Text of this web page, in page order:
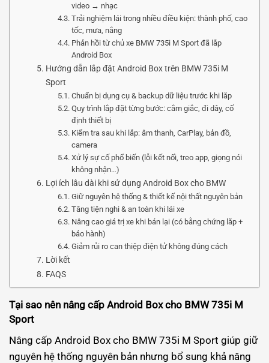
video → nhạc
Trải nghiệm lái trong nhiều điều kiện: thành phố, cao
tốc, mưa, nắng
Phản hồi từ chủ xe BMW 735i M Sport đã lắp
Android Box
Hướng dẫn lắp đặt Android Box trên BMW 735i M
Sport
Chuẩn bị dụng cụ & backup dữ liệu trước khi lắp
Quy trình lắp đặt từng bước: cắm giắc, đi dây, cố
định thiết bị
Kiểm tra sau khi lắp: âm thanh, CarPlay, bản đồ,
camera
Xử lý sự cố phổ biến (lỗi kết nối, treo app, giọng nói
không nhận…)
Lợi ích lâu dài khi sử dụng Android Box cho BMW
Giữ nguyên hệ thống & thiết kế nội thất nguyên bản
Tăng tiện nghi & an toàn khi lái xe
Nâng cao giá trị xe khi bán lại (có bằng chứng lắp +
bảo hành)
Giảm rủi ro can thiệp điện tử không đúng cách
Lời kết
FAQS
Tại sao nên nâng cấp Android Box cho BMW 735i M
Sport
Nâng cấp Android Box cho BMW 735i M Sport giúp giữ
nguyên hệ thống nguyên bản nhưng bổ sung khả năng